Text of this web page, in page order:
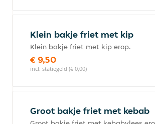
Klein bakje friet met kip
Klein bakje friet met kip erop.
€ 9,50
incl. statiegeld (€ 0,00)
Groot bakje friet met kebab